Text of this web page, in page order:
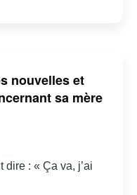
nouvelles et
sa mère
dire : « Ça va, j’ai